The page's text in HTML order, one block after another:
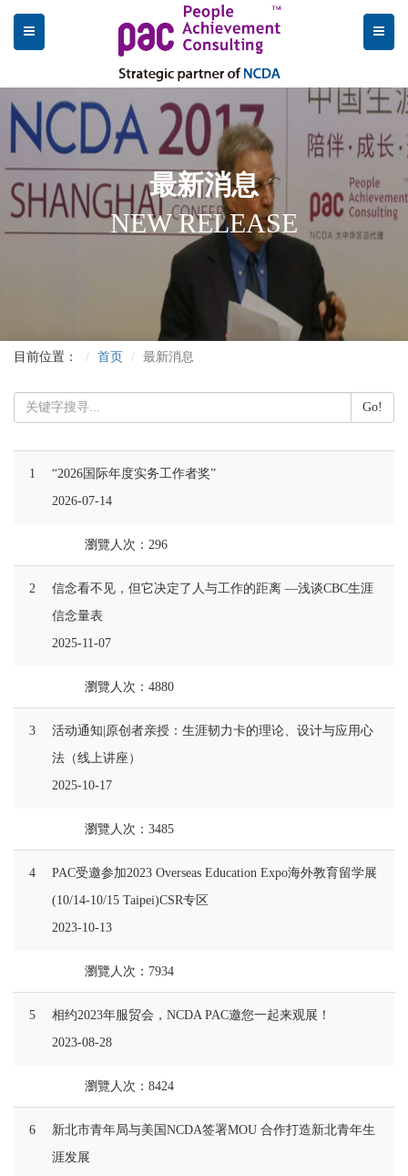
最新消息
NEW RELEASE
目前位置： 首页 最新消息
Go!
1
“2026国际年度实务工作者奖”
2026-07-14
瀏覽人次：296
2
信念看不见，但它决定了人与工作的距离 —浅谈CBC生涯
信念量表
2025-11-07
瀏覽人次：4880
3
活动通知|原创者亲授：生涯韧力卡的理论、设计与应用心
法（线上讲座）
2025-10-17
瀏覽人次：3485
4
PAC受邀参加2023 Overseas Education Expo海外教育留学展
(10/14-10/15 Taipei)CSR专区
2023-10-13
瀏覽人次：7934
5
相约2023年服贸会，NCDA PAC邀您一起来观展！
2023-08-28
瀏覽人次：8424
6
新北市青年局与美国NCDA签署MOU 合作打造新北青年生
涯发展